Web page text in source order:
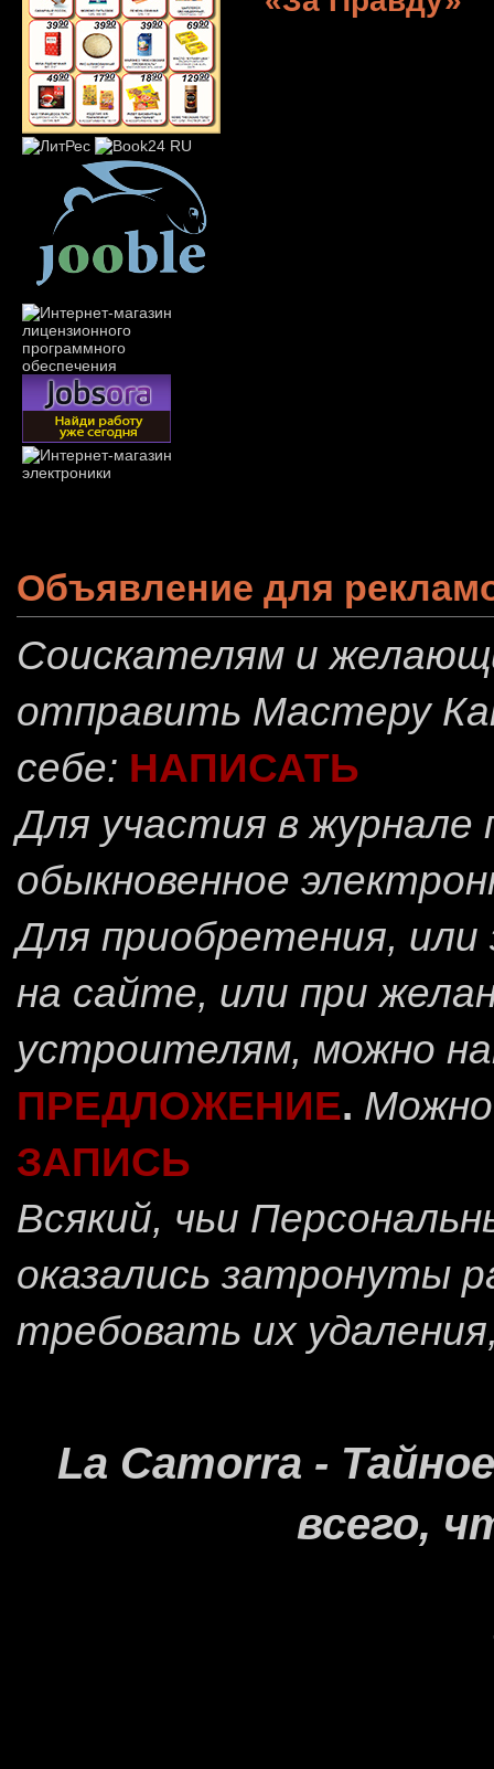
Объявление для
Соискателям и
отправить Мастеру
себе: НАПИСАТЬ
Для участия в
обыкновенное
Для приобретения, или
на сайте, или при
устроителям, можно
ПРЕДЛОЖЕНИЕ.
ЗАПИСЬ
Всякий, чьи
оказались затронуты
требовать их
La Camorra -
всего,